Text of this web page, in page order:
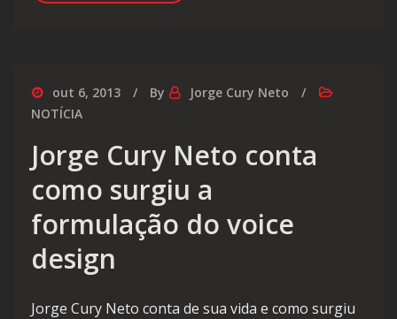
out 6, 2013 By
Jorge Cury Neto
NOTÍCIA
Jorge Cury Neto conta
como surgiu a
formulação do voice
design
Jorge Cury Neto conta de sua vida e como surgiu